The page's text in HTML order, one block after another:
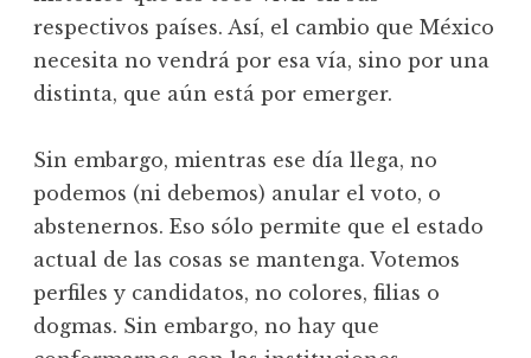
respectivos países. Así, el cambio que México
necesita no vendrá por esa vía, sino por una
distinta, que aún está por emerger.
Sin embargo, mientras ese día llega, no
podemos (ni debemos) anular el voto, o
abstenernos. Eso sólo permite que el estado
actual de las cosas se mantenga. Votemos
perfiles y candidatos, no colores, filias o
dogmas. Sin embargo, no hay que